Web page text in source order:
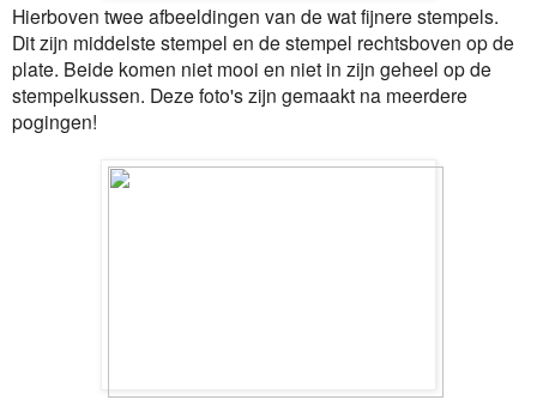
Hierboven twee afbeeldingen van de wat fijnere stempels.
Dit zijn middelste stempel en de stempel rechtsboven op de
plate. Beide komen niet mooi en niet in zijn geheel op de
stempelkussen. Deze foto's zijn gemaakt na meerdere
pogingen!